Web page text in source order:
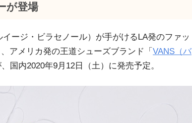
が登場
ージ・ビラセノール）が手がけるLA発のファッ
、アメリカ発の王道シューズブランド「 VANS（バ
国内2020年9月12日（土）に発売予定。